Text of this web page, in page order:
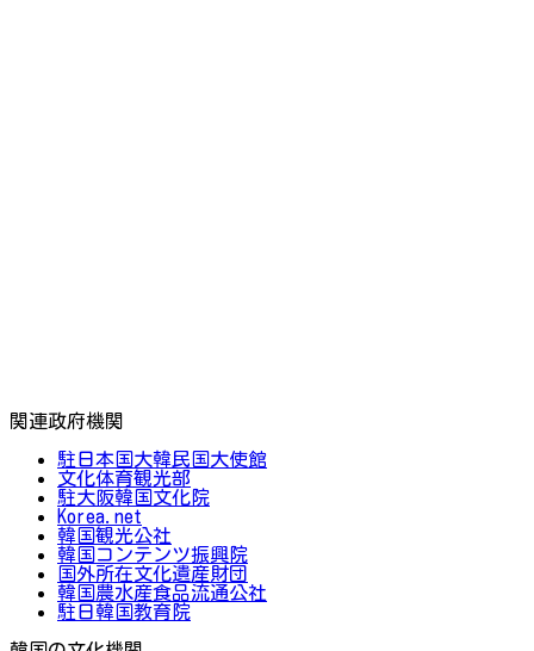
関連政府機関
駐日本国大韓民国大使館
文化体育観光部
駐大阪韓国文化院
Korea.net
韓国観光公社
韓国コンテンツ振興院
国外所在文化遺産財団
韓国農水産食品流通公社
駐日韓国教育院